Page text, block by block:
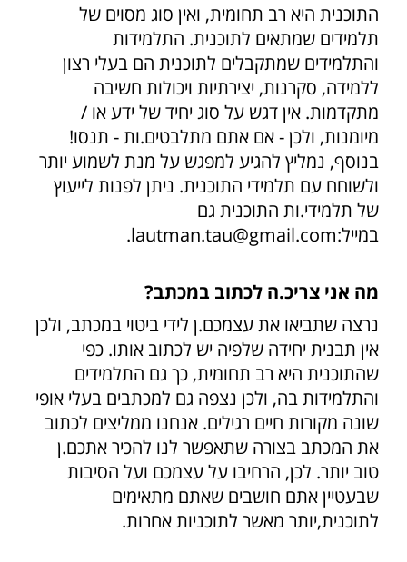
התוכנית היא רב תחומית, ואין סוג מסוים של
תלמידים שמתאים לתוכנית. התלמידות
והתלמידים שמתקבלים לתוכנית הם בעלי רצון
ללמידה, סקרנות, יצירתיות ויכולות חשיבה
מתקדמות. אין דגש על סוג יחיד של ידע או /
מיומנות, ולכן - אם אתם מתלבטים.ות - תנסו!
בנוסף, נמליץ להגיע למפגש על מנת לשמוע יותר
ולשוחח עם תלמידי התוכנית. ניתן לפנות לייעוץ
של תלמידי.ות התוכנית גם
במייל:lautman.tau@gmail.com.
מה אני צריכ.ה לכתוב במכתב?
נרצה שתביאו את עצמכם.ן לידי ביטוי במכתב, ולכן
אין תבנית יחידה שלפיה יש לכתוב אותו. כפי
שהתוכנית היא רב תחומית, כך גם התלמידים
והתלמידות בה, ולכן נצפה גם למכתבים בעלי אופי
שונה מקורות חיים רגילים. אנחנו ממליצים לכתוב
את המכתב בצורה שתאפשר לנו להכיר אתכם.ן
טוב יותר. לכן, הרחיבו על עצמכם ועל הסיבות
שבעטיין אתם חושבים שאתם מתאימים
לתוכנית,יותר מאשר לתוכניות אחרות.